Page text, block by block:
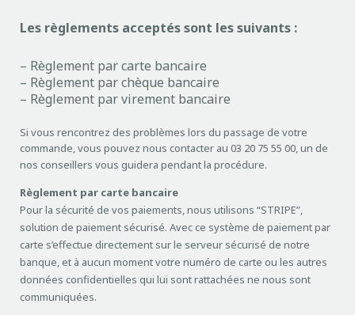
Les règlements acceptés sont les suivants :
– Règlement par carte bancaire
– Règlement par chèque bancaire
– Règlement par virement bancaire
Si vous rencontrez des problèmes lors du passage de votre
commande, vous pouvez nous contacter au 03 20 75 55 00, un de
nos conseillers vous guidera pendant la procédure.
Règlement par carte bancaire
Pour la sécurité de vos paiements, nous utilisons “STRIPE”,
solution de paiement sécurisé. Avec ce système de paiement par
carte s’effectue directement sur le serveur sécurisé de notre
banque, et à aucun moment votre numéro de carte ou les autres
données confidentielles qui lui sont rattachées ne nous sont
communiquées.